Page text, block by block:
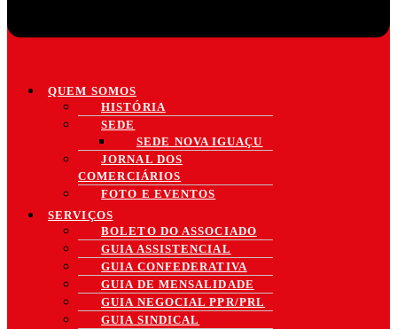
QUEM SOMOS
HISTÓRIA
SEDE
SEDE NOVA IGUAÇU
JORNAL DOS
COMERCIÁRIOS
FOTO E EVENTOS
SERVIÇOS
BOLETO DO ASSOCIADO
GUIA ASSISTENCIAL
GUIA CONFEDERATIVA
GUIA DE MENSALIDADE
GUIA NEGOCIAL PPR/PRL
GUIA SINDICAL